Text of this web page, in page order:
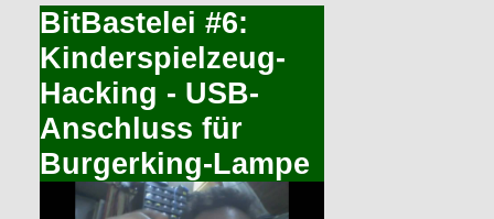
BitBastelei #6:
Kinderspielzeug-
Hacking - USB-
Anschluss für
Burgerking-Lampe